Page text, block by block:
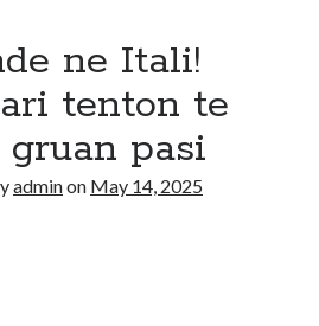
ne Itali!
tenton te
pasi
adminon May 14, 2025